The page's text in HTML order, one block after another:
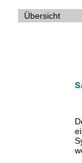
Übersicht